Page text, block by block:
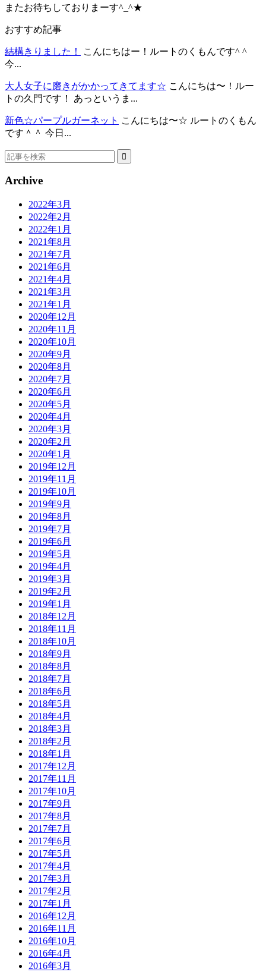
またお待ちしておりまーす^_^★
おすすめ記事
結構きりました！
こんにちはー！ルートのくもんです^ ^
今...
大人女子に磨きがかかってきてます☆ こんにちは〜！ルー
トの久門です！ あっというま...
新色☆パープルガーネット こんにちは〜☆ ルートのくもん
です＾＾ 今日...
Archive
2022年3月
2022年2月
2022年1月
2021年8月
2021年7月
2021年6月
2021年4月
2021年3月
2021年1月
2020年12月
2020年11月
2020年10月
2020年9月
2020年8月
2020年7月
2020年6月
2020年5月
2020年4月
2020年3月
2020年2月
2020年1月
2019年12月
2019年11月
2019年10月
2019年9月
2019年8月
2019年7月
2019年6月
2019年5月
2019年4月
2019年3月
2019年2月
2019年1月
2018年12月
2018年11月
2018年10月
2018年9月
2018年8月
2018年7月
2018年6月
2018年5月
2018年4月
2018年3月
2018年2月
2018年1月
2017年12月
2017年11月
2017年10月
2017年9月
2017年8月
2017年7月
2017年6月
2017年5月
2017年4月
2017年3月
2017年2月
2017年1月
2016年12月
2016年11月
2016年10月
2016年4月
2016年3月